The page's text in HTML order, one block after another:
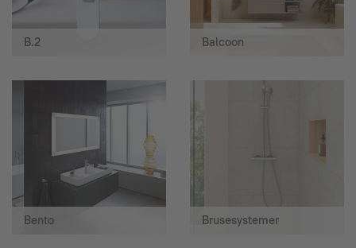
B.2 Balcoon
Bento Brusesystemer